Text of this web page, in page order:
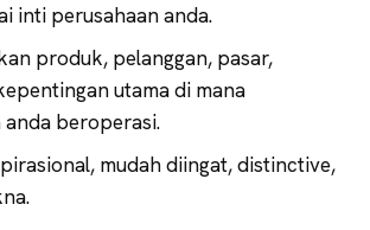
inti perusahaan anda.
produk, pelanggan, pasar,
utama di mana
anda beroperasi.
mudah diingat, distinctive,